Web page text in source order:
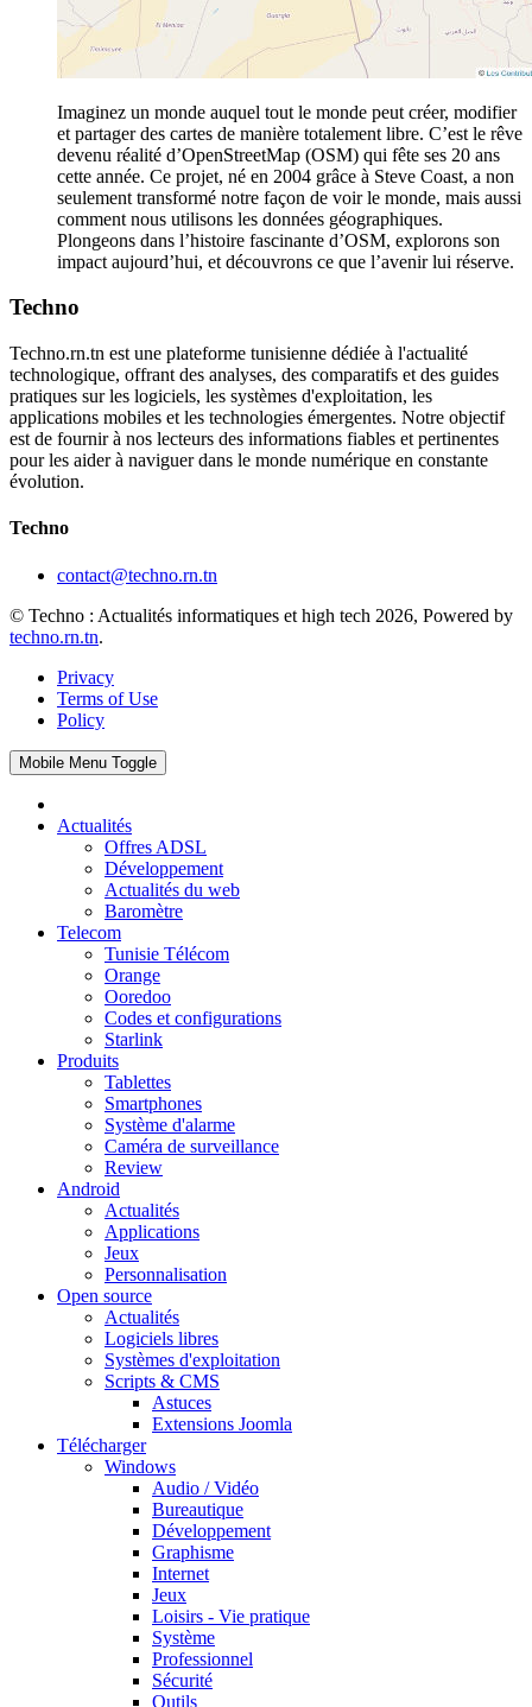
Imaginez un monde auquel tout le monde peut créer, modifier
et partager des cartes de manière totalement libre. C’est le rêve
devenu réalité d’OpenStreetMap (OSM) qui fête ses 20 ans
cette année. Ce projet, né en 2004 grâce à Steve Coast, a non
seulement transformé notre façon de voir le monde, mais aussi
comment nous utilisons les données géographiques.
Plongeons dans l’histoire fascinante d’OSM, explorons son
impact aujourd’hui, et découvrons ce que l’avenir lui réserve.
Techno
Techno.rn.tn est une plateforme tunisienne dédiée à l'actualité
technologique, offrant des analyses, des comparatifs et des guides
pratiques sur les logiciels, les systèmes d'exploitation, les
applications mobiles et les technologies émergentes. Notre objectif
est de fournir à nos lecteurs des informations fiables et pertinentes
pour les aider à naviguer dans le monde numérique en constante
évolution.
Techno
contact@techno.rn.tn
© Techno : Actualités informatiques et high tech 2026, Powered by
techno.rn.tn.
Privacy
Terms of Use
Policy
Mobile Menu Toggle
Actualités
Offres ADSL
Développement
Actualités du web
Baromètre
Telecom
Tunisie Télécom
Orange
Ooredoo
Codes et configurations
Starlink
Produits
Tablettes
Smartphones
Système d'alarme
Caméra de surveillance
Review
Android
Actualités
Applications
Jeux
Personnalisation
Open source
Actualités
Logiciels libres
Systèmes d'exploitation
Scripts & CMS
Astuces
Extensions Joomla
Télécharger
Windows
Audio / Vidéo
Bureautique
Développement
Graphisme
Internet
Jeux
Loisirs - Vie pratique
Système
Professionnel
Sécurité
Outils